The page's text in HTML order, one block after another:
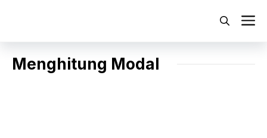
Menghitung Modal